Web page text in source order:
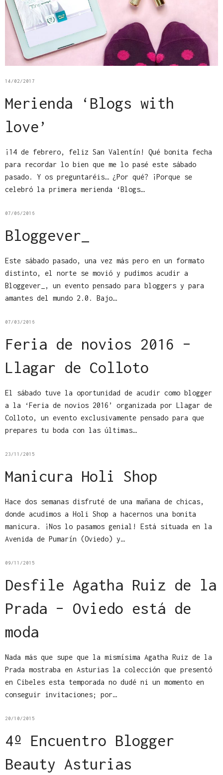
14/02/2017
Merienda ‘Blogs with
love’
¡14 de febrero, feliz San Valentín! Qué bonita fecha
para recordar lo bien que me lo pasé este sábado
pasado. Y os preguntaréis… ¿Por qué? ¡Porque se
celebró la primera merienda ‘Blogs…
07/06/2016
Bloggever_
Este sábado pasado, una vez más pero en un formato
distinto, el norte se movió y pudimos acudir a
Bloggever_, un evento pensado para bloggers y para
amantes del mundo 2.0. Bajo…
07/03/2016
Feria de novios 2016 –
Llagar de Colloto
El sábado tuve la oportunidad de acudir como blogger
a la ‘Feria de novios 2016’ organizada por Llagar de
Colloto, un evento exclusivamente pensado para que
prepares tu boda con las últimas…
23/11/2015
Manicura Holi Shop
Hace dos semanas disfruté de una mañana de chicas,
donde acudimos a Holi Shop a hacernos una bonita
manicura. ¡Nos lo pasamos genial! Está situada en la
Avenida de Pumarín (Oviedo) y…
09/11/2015
Desfile Agatha Ruiz de la
Prada – Oviedo está de
moda
Nada más que supe que la mismísima Agatha Ruiz de la
Prada mostraba en Asturias la colección que presentó
en Cibeles esta temporada no dudé ni un momento en
conseguir invitaciones; por…
20/10/2015
4º Encuentro Blogger
Beauty Asturias